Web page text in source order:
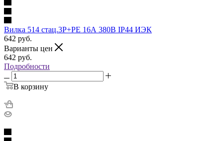
Вилка 514 стац.3Р+РЕ 16А 380В IP44 ИЭК
642 руб.
Варианты цен
642 руб.
Подробности
В корзину